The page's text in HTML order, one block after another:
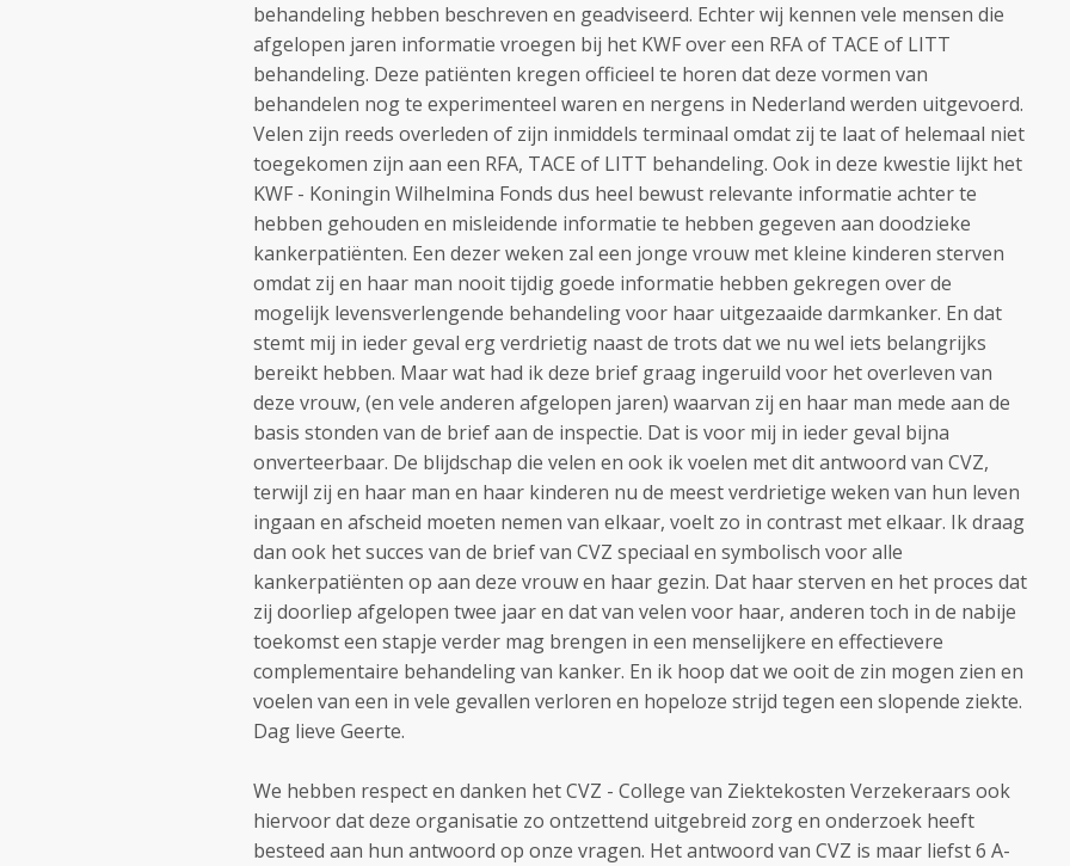
behandeling hebben beschreven en geadviseerd. Echter wij kennen vele mensen die
afgelopen jaren informatie vroegen bij het KWF over een RFA of TACE of LITT
behandeling. Deze patiënten kregen officieel te horen dat deze vormen van
behandelen nog te experimenteel waren en nergens in Nederland werden uitgevoerd.
Velen zijn reeds overleden of zijn inmiddels terminaal omdat zij te laat of helemaal niet
toegekomen zijn aan een RFA, TACE of LITT behandeling. Ook in deze kwestie lijkt het
KWF - Koningin Wilhelmina Fonds dus heel bewust relevante informatie achter te
hebben gehouden en misleidende informatie te hebben gegeven aan doodzieke
kankerpatiënten. Een dezer weken zal een jonge vrouw met kleine kinderen sterven
omdat zij en haar man nooit tijdig goede informatie hebben gekregen over de
mogelijk levensverlengende behandeling voor haar uitgezaaide darmkanker. En dat
stemt mij in ieder geval erg verdrietig naast de trots dat we nu wel iets belangrijks
bereikt hebben. Maar wat had ik deze brief graag ingeruild voor het overleven van
deze vrouw, (en vele anderen afgelopen jaren) waarvan zij en haar man mede aan de
basis stonden van de brief aan de inspectie. Dat is voor mij in ieder geval bijna
onverteerbaar. De blijdschap die velen en ook ik voelen met dit antwoord van CVZ,
terwijl zij en haar man en haar kinderen nu de meest verdrietige weken van hun leven
ingaan en afscheid moeten nemen van elkaar, voelt zo in contrast met elkaar. Ik draag
dan ook het succes van de brief van CVZ speciaal en symbolisch voor alle
kankerpatiënten op aan deze vrouw en haar gezin. Dat haar sterven en het proces dat
zij doorliep afgelopen twee jaar en dat van velen voor haar, anderen toch in de nabije
toekomst een stapje verder mag brengen in een menselijkere en effectievere
complementaire behandeling van kanker. En ik hoop dat we ooit de zin mogen zien en
voelen van een in vele gevallen verloren en hopeloze strijd tegen een slopende ziekte.
Dag lieve Geerte.
We hebben respect en danken het CVZ - College van Ziektekosten Verzekeraars ook
hiervoor dat deze organisatie zo ontzettend uitgebreid zorg en onderzoek heeft
besteed aan hun antwoord op onze vragen. Het antwoord van CVZ is maar liefst 6 A-